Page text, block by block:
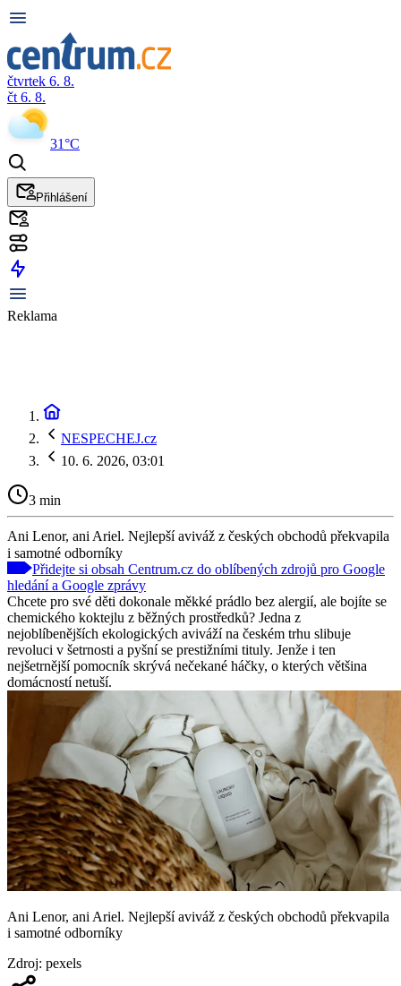
čtvrtek 6. 8.
čt 6. 8.
31°C
Přihlášení
Reklama
NESPECHEJ.cz
10. 6. 2026, 03:01
3 min
Ani Lenor, ani Ariel. Nejlepší aviváž z českých obchodů překvapila
i samotné odborníky
Přidejte si obsah Centrum.cz do oblíbených zdrojů pro Google
hledání a Google zprávy
Chcete pro své děti dokonale měkké prádlo bez alergií, ale bojíte se
chemického koktejlu z běžných prostředků? Jedna z
nejoblíbenějších ekologických aviváží na českém trhu slibuje
revoluci v šetrnosti a pyšní se prestižními tituly. Jenže i ten
nejšetrnější pomocník skrývá nečekané háčky, o kterých většina
domácností netuší.
Ani Lenor, ani Ariel. Nejlepší aviváž z českých obchodů překvapila
i samotné odborníky
Zdroj: pexels